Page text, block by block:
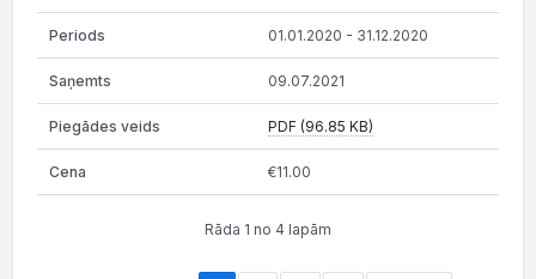
01.01.2020 - 31.12.2020
09.07.2021
PDF (96.85 KB)
€11.00
Rāda 1 no 4 lapām